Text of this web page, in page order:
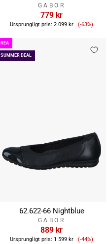
GABOR
779 kr
Ursprungligt pris: 2 099 kr Reapris
(-63%)
SUMMER DEAL
REA
62.622-66 Nightblue
GABOR
889 kr
Ursprungligt pris: 1 599 kr Reapris
(-44%)